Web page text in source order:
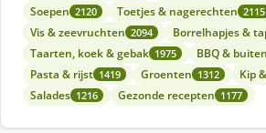
Soepen 2120 Toetjes & nagerechten 2115
Vis & zeevruchten 2094 Borrelhapjes &
Taarten, koek & gebak 1975 BBQ &
Pasta & rijst 1419 Groenten 1312 Kip
Salades 1216 Gezonde recepten 1177